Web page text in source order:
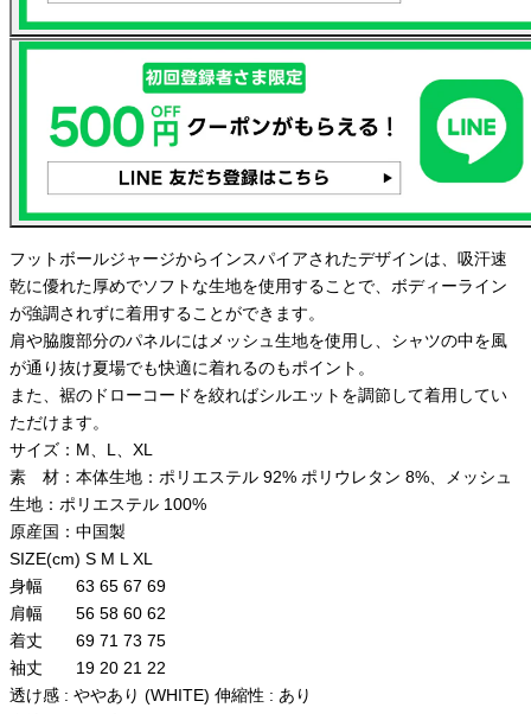
フットボールジャージからインスパイアされたデザインは、吸汗速
乾に優れた厚めでソフトな生地を使用することで、ボディーライン
が強調されずに着用することができます。
肩や脇腹部分のパネルにはメッシュ生地を使用し、シャツの中を風
が通り抜け夏場でも快適に着れるのもポイント。
また、裾のドローコードを絞ればシルエットを調節して着用してい
ただけます。
サイズ：M、L、XL
素 材：本体生地：ポリエステル 92% ポリウレタン 8%、メッシュ
生地：ポリエステル 100%
原産国：中国製
SIZE(cm) S M L XL
身幅 63 65 67 69
肩幅 56 58 60 62
着丈 69 71 73 75
袖丈 19 20 21 22
透け感 : ややあり (WHITE) 伸縮性 : あり